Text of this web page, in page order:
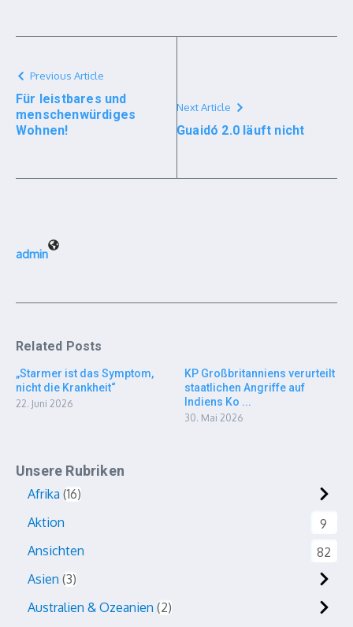
Previous Article
Für leistbares und
menschenwürdiges
Wohnen!
Next Article
Guaidó 2.0 läuft nicht
admin
Related Posts
„Starmer ist das Symptom,
nicht die Krankheit“
22. Juni 2026
KP Großbritanniens verurteilt
staatlichen Angriffe auf
Indiens Ko ...
30. Mai 2026
Unsere Rubriken
Afrika 16
Aktion
9
Ansichten
82
Asien 3
Australien & Ozeanien 2